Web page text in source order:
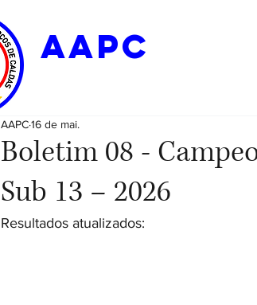
aapc
Boletim 08 -
Sub 13 – 2026
AAPC16 de mai.
Resultados atualizados: